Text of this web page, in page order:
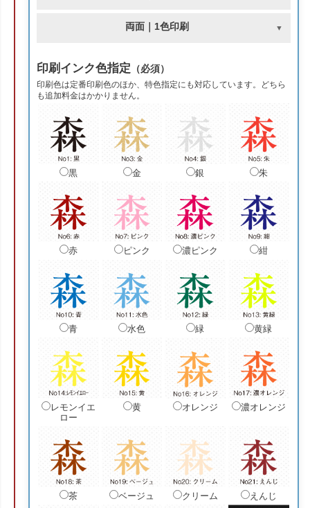
両面｜1色印刷
印刷インク色指定 （必須）
印刷色は定番印刷色のほか、特色指定にも対応しています。どちら
も追加料金はかかりません。
黒 金 銀 朱
赤 ピンク 濃ピンク 紺
青 水色 緑 黄緑
レモンイエ
ロー
黄 オレンジ 濃オレンジ
茶 ベージュ クリーム えんじ